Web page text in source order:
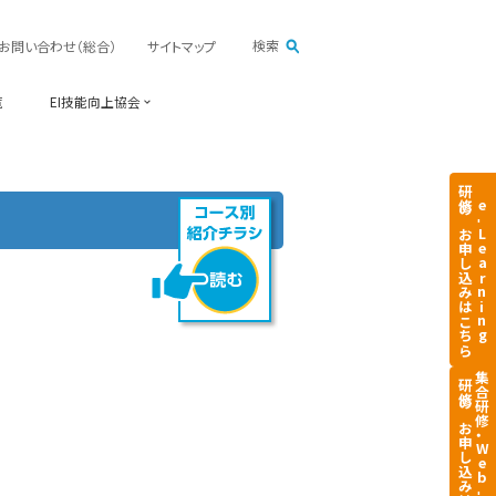
問い合わせ（総合） サイトマップ 検索
EI技能向上協会
e
Learning
研修のお申し込みはこちら
集合研修・
Web